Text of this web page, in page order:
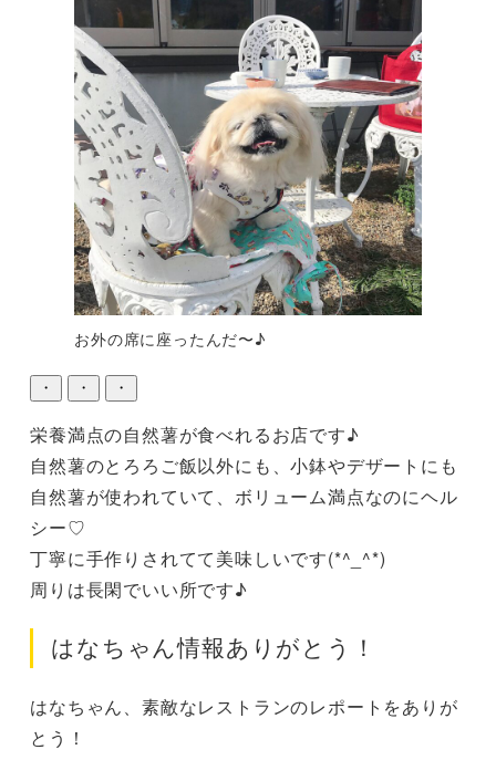
お外の席に座ったんだ〜♪
・ ・ ・
栄養満点の自然薯が食べれるお店です♪
自然薯のとろろご飯以外にも、小鉢やデザートにも
自然薯が使われていて、ボリューム満点なのにヘル
シー♡
丁寧に手作りされてて美味しいです(*^_^*)
周りは長閑でいい所です♪
はなちゃん情報ありがとう！
はなちゃん、素敵なレストランのレポートをありが
とう！